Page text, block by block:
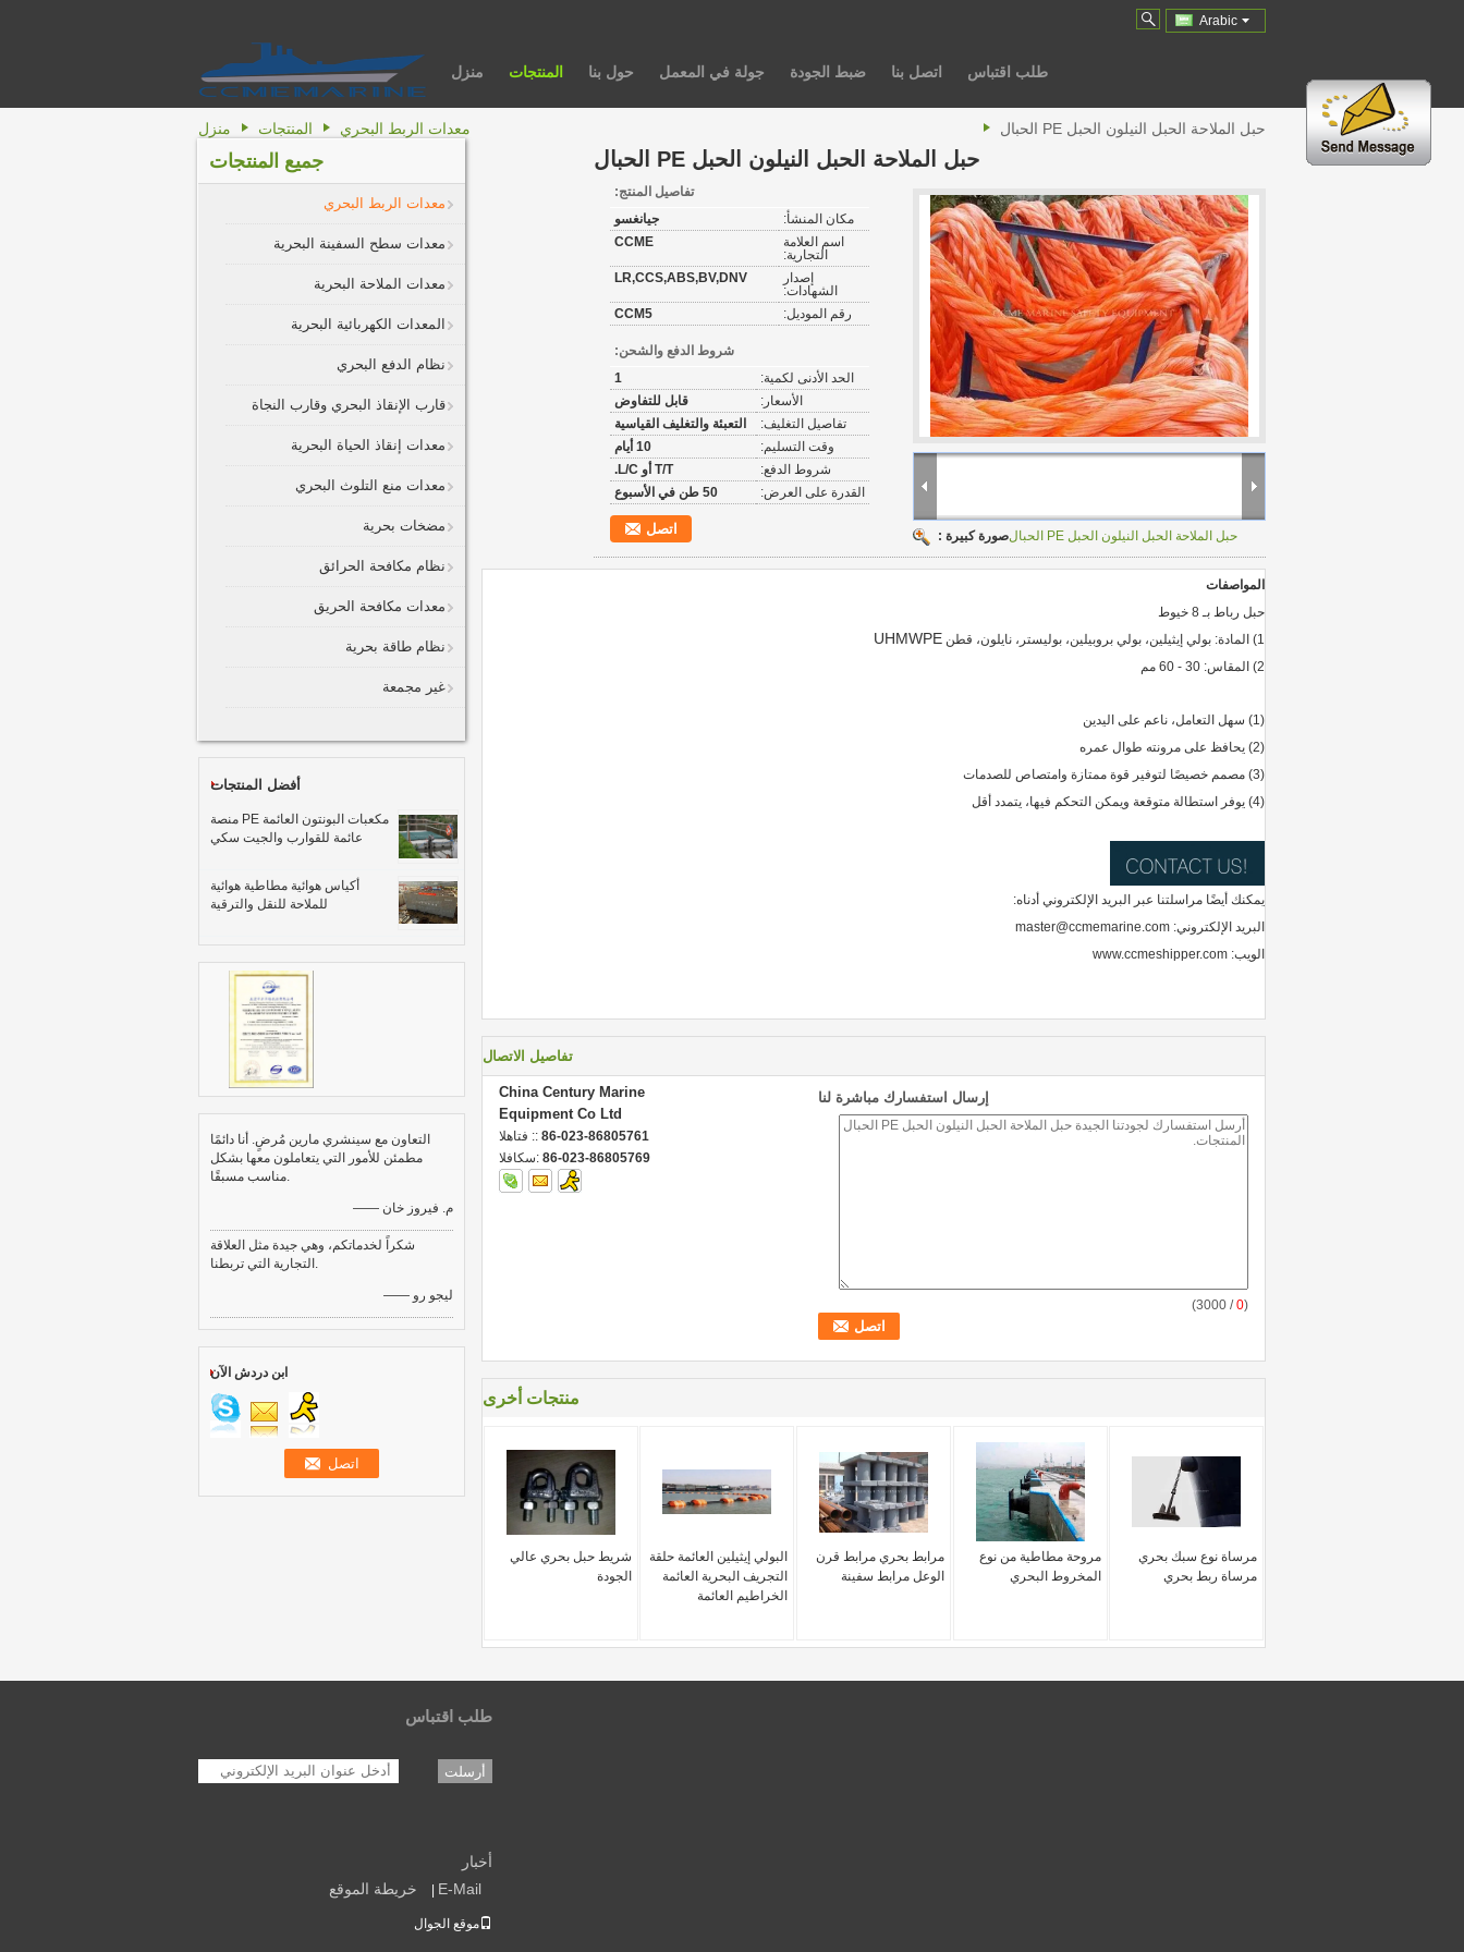
Arabic
منزل المنتجات حول بنا جولة في المعمل ضبط الجودة اتصل بنا طلب اقتباس
منزل المنتجات معدات الربط البحري حبل الملاحة الحبل النيلون الحبل PE الحبال
جميع المنتجات
معدات الربط البحري
معدات سطح السفينة البحرية
معدات الملاحة البحرية
المعدات الكهربائية البحرية
نظام الدفع البحري
قارب الإنقاذ البحري وقارب النجاة
معدات إنقاذ الحياة البحرية
معدات منع التلوث البحري
مضخات بحرية
نظام مكافحة الحرائق
معدات مكافحة الحريق
نظام طاقة بحرية
غير مجمعة
أفضل المنتجات
مكعبات البونتون العائمة PE منصة
عائمة للقوارب والجيت سكي
أكياس هوائية مطاطية هوائية
للملاحة للنقل والترقية
التعاون مع سينشري مارين مُرضٍ. أنا دائمًا
مطمئن للأمور التي يتعاملون معها بشكل
مناسب مسبقًا.
—— م. فيروز خان
شكراً لخدماتكم، وهي جيدة مثل العلاقة
التجارية التي تربطنا.
—— ليجو رو
ابن دردش الآن
حبل الملاحة الحبل النيلون الحبل PE الحبال
صورة كبيرة : حبل الملاحة الحبل النيلون الحبل PE الحبال
تفاصيل المنتج:
مكان المنشأ:
جيانغسو
اسم العلامة
التجارية:
CCME
إصدار
الشهادات:
LR,CCS,ABS,BV,DNV
رقم الموديل: CCM5
شروط الدفع والشحن:
الحد الأدنى لكمية:
1
الأسعار:
قابل للتفاوض
تفاصيل التغليف:
التعبئة والتغليف القياسية
وقت التسليم:
10 أيام
شروط الدفع:
T/T أو L/C.
القدرة على العرض:
50 طن في الأسبوع
اتصل
المواصفات
حبل رباط بـ 8 خيوط
1) المادة: بولي إيثيلين، بولي بروبيلين، بوليستر، نايلون، قطن
UHMWPE
2) المقاس: 30 - 60 مم
(1) سهل التعامل، ناعم على اليدين
(2) يحافظ على مرونته طوال عمره
(3) مصمم خصيصًا لتوفير قوة ممتازة وامتصاص للصدمات
(4) يوفر استطالة متوقعة ويمكن التحكم فيها، يتمدد أقل
يمكنك أيضًا مراسلتنا عبر البريد الإلكتروني أدناه:
البريد الإلكتروني: master@ccmemarine.com
الويب: www.ccmeshipper.com
تفاصيل الاتصال
China Century Marine
Equipment Co Ltd
الهاتف :: 86-023-86805761
الفاكس: 86-023-86805769
إرسال استفسارك مباشرة لنا
(
0
/ 3000)
منتجات أخرى
شريط حبل بحري عالي
الجودة
البولي إيثيلين العائمة حلقة
التجريف البحرية العائمة
الخراطيم العائمة
مرابط بحري مرابط قرن
الوعل مرابط سفينة
مروحة مطاطية من نوع
المخروط البحري
مرساة نوع سبك بحري
مرساة ربط بحري
طلب اقتباس
أرسلت
أخبار
E-Mail
خريطة الموقع
موقع الجوال